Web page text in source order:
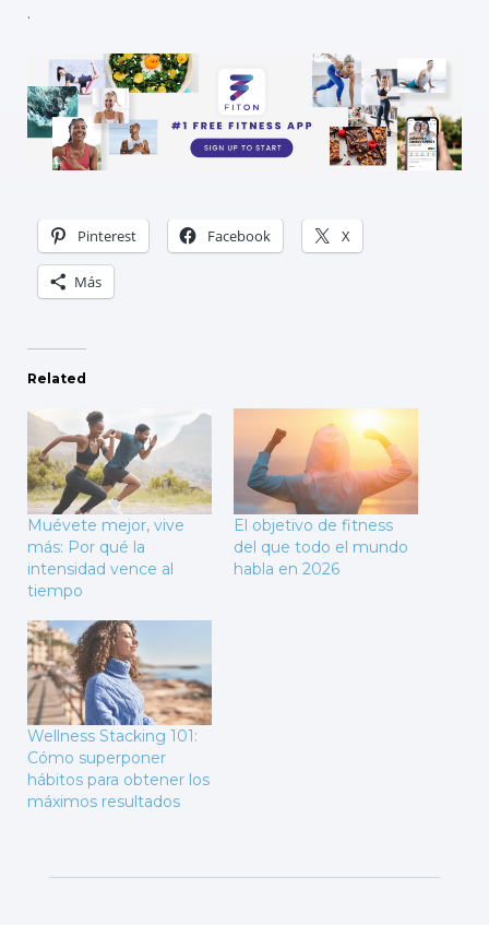
.
Pinterest Facebook X
Más
Related
Muévete mejor, vive
más: Por qué la
intensidad vence al
tiempo
El objetivo de fitness
del que todo el mundo
habla en 2026
Wellness Stacking 101:
Cómo superponer
hábitos para obtener los
máximos resultados